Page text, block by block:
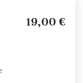
19,00 €